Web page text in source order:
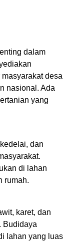
dalam
desa
nasional. Ada
yang
dan
di lahan
rumah.
karet, dan
Budidaya
lahan yang luas